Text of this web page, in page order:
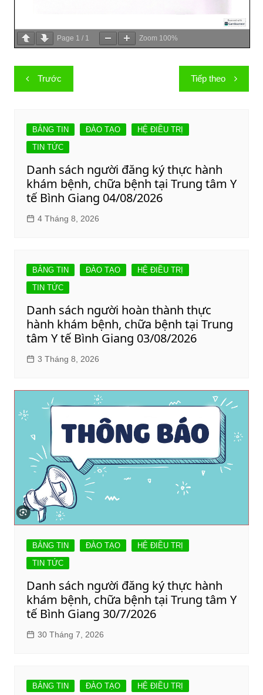
Page 1 / 1 Zoom 100%
Điều
hướng
viết
Trước Tiếp theo
BẢNG TIN ĐÀO TẠO
HỆ ĐIỀU TRỊ
TIN TỨC
Danh sách người đăng ký thực hành
khám bệnh, chữa bệnh tại Trung tâm Y
tế Bình Giang 04/08/2026
4 Tháng 8, 2026
BẢNG TIN ĐÀO TẠO
HỆ ĐIỀU TRỊ
TIN TỨC
Danh sách người hoàn thành thực
hành khám bệnh, chữa bệnh tại Trung
tâm Y tế Bình Giang 03/08/2026
3 Tháng 8, 2026
BẢNG TIN ĐÀO TẠO
HỆ ĐIỀU TRỊ
TIN TỨC
Danh sách người đăng ký thực hành
khám bệnh, chữa bệnh tại Trung tâm Y
tế Bình Giang 30/7/2026
30 Tháng 7, 2026
BẢNG TIN ĐÀO TẠO
HỆ ĐIỀU TRỊ